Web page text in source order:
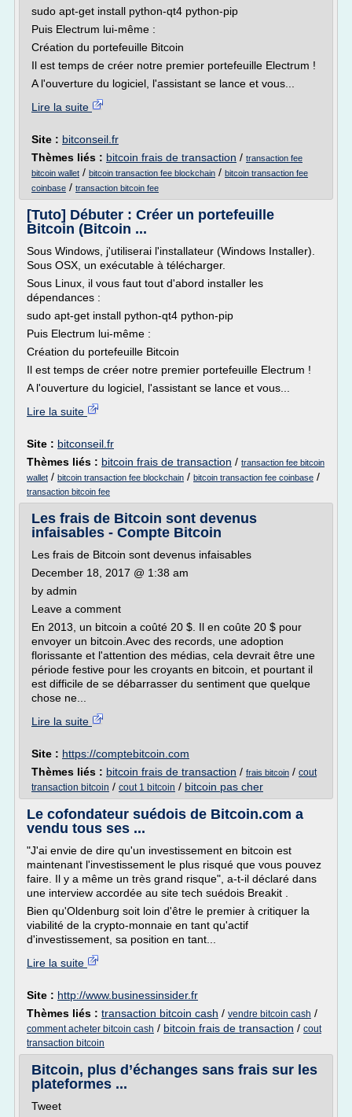
sudo apt-get install python-qt4 python-pip
Puis Electrum lui-même :
Création du portefeuille Bitcoin
Il est temps de créer notre premier portefeuille Electrum !
A l'ouverture du logiciel, l'assistant se lance et vous...
Lire la suite
Site : bitconseil.fr
Thèmes liés : bitcoin frais de transaction / transaction fee
bitcoin wallet / bitcoin transaction fee blockchain / bitcoin transaction fee
coinbase / transaction bitcoin fee
[Tuto] Débuter : Créer un portefeuille
Bitcoin (Bitcoin ...
Sous Windows, j'utiliserai l'installateur (Windows Installer).
Sous OSX, un exécutable à télécharger.
Sous Linux, il vous faut tout d'abord installer les
dépendances :
sudo apt-get install python-qt4 python-pip
Puis Electrum lui-même :
Création du portefeuille Bitcoin
Il est temps de créer notre premier portefeuille Electrum !
A l'ouverture du logiciel, l'assistant se lance et vous...
Lire la suite
Site : bitconseil.fr
Thèmes liés : bitcoin frais de transaction / transaction fee bitcoin
wallet / bitcoin transaction fee blockchain / bitcoin transaction fee coinbase /
transaction bitcoin fee
Les frais de Bitcoin sont devenus
infaisables - Compte Bitcoin
Les frais de Bitcoin sont devenus infaisables
December 18, 2017 @ 1:38 am
by admin
Leave a comment
En 2013, un bitcoin a coûté 20 $. Il en coûte 20 $ pour
envoyer un bitcoin.Avec des records, une adoption
florissante et l'attention des médias, cela devrait être une
période festive pour les croyants en bitcoin, et pourtant il
est difficile de se débarrasser du sentiment que quelque
chose ne...
Lire la suite
Site : https://comptebitcoin.com
Thèmes liés : bitcoin frais de transaction / frais bitcoin / cout
transaction bitcoin / cout 1 bitcoin / bitcoin pas cher
Le cofondateur suédois de Bitcoin.com a
vendu tous ses ...
"J'ai envie de dire qu'un investissement en bitcoin est
maintenant l'investissement le plus risqué que vous pouvez
faire. Il y a même un très grand risque", a-t-il déclaré dans
une interview accordée au site tech suédois Breakit .
Bien qu'Oldenburg soit loin d'être le premier à critiquer la
viabilité de la crypto-monnaie en tant qu'actif
d'investissement, sa position en tant...
Lire la suite
Site : http://www.businessinsider.fr
Thèmes liés : transaction bitcoin cash / vendre bitcoin cash /
comment acheter bitcoin cash / bitcoin frais de transaction / cout
transaction bitcoin
Bitcoin, plus d’échanges sans frais sur les
plateformes ...
Tweet